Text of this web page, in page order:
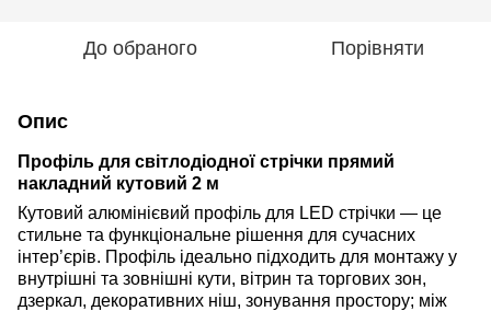
До обраного Порівняти
Опис
Профіль для світлодіодної стрічки прямий
накладний кутовий 2 м
Кутовий алюмінієвий профіль для LED стрічки — це
стильне та функціональне рішення для сучасних
інтер’єрів. Профіль ідеально підходить для монтажу у
внутрішні та зовнішні кути, вітрин та торгових зон,
дзеркал, декоративних ніш, зонування простору; між